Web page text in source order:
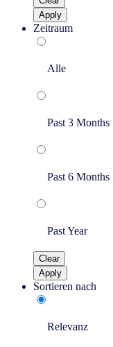
Apply
Zeitraum
Alle
Past 3 Months
Past 6 Months
Past Year
Clear
Apply
Sortieren nach
Relevanz